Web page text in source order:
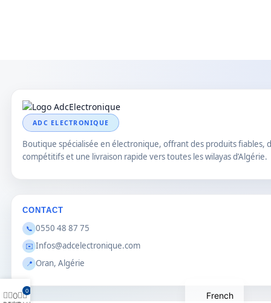
ADC ELECTRONIQUE
Boutique spécialisée en électronique, offrant des produits fiables,
compétitifs et une livraison rapide vers toutes les wilayas d’Algérie.
CONTACT
📞 0550 48 87 75
✉️ Infos@adcelectronique.com
📍 Oran, Algérie
0 0 French